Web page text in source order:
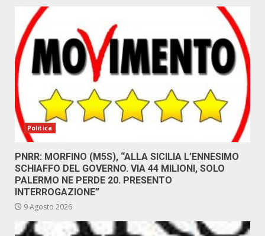
Politica
PNRR: MORFINO (M5S), “ALLA SICILIA L’ENNESIMO
SCHIAFFO DEL GOVERNO. VIA 44 MILIONI, SOLO
PALERMO NE PERDE 20. PRESENTO
INTERROGAZIONE”
9 Agosto 2026